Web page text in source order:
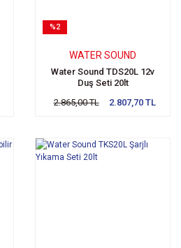
%2
WATER SOUND
Water Sound TDS20L 12v
Duş Seti 20lt
2.865,00 TL
2.807,70 TL